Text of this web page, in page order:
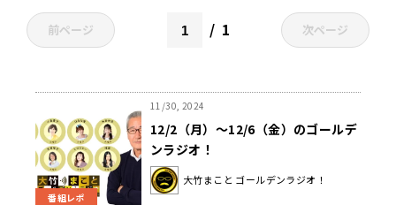
前ページ 1 次ページ
番組レポ
11/30, 2024
12/2（月）～12/6（金）のゴールデ
ンラジオ！
大竹まこと ゴールデンラジオ！